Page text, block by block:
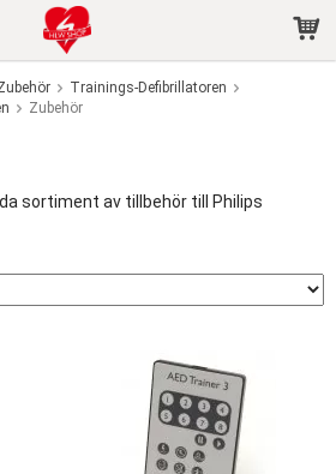
in Ihren Warenkorb gelegt
Trainings-Defibrillatoren
Zubehör
sortiment av tillbehör till Philips